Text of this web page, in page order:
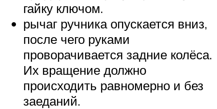
гайку ключом.
рычаг ручника опускается вниз,
после чего руками
проворачивается задние колёса.
Их вращение должно
происходить равномерно и без
заеданий.